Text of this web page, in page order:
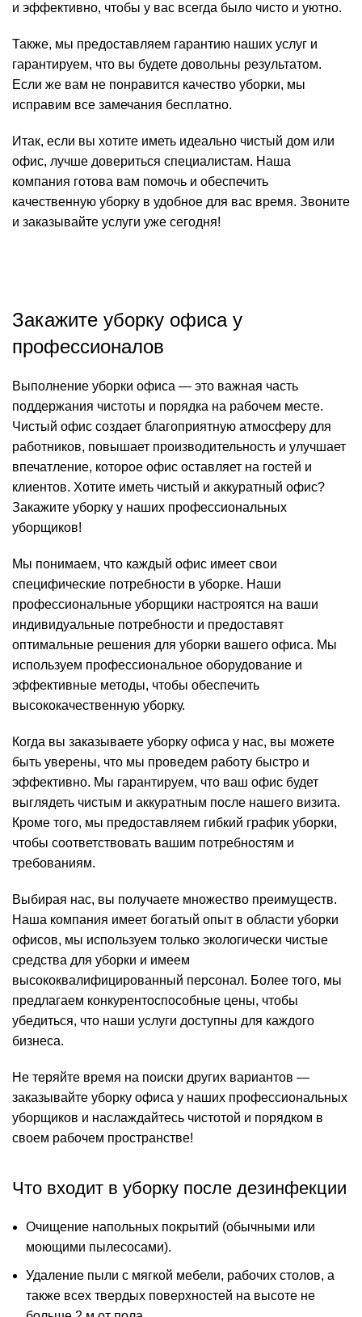
и эффективно, чтобы у вас всегда было чисто и уютно.
Также, мы предоставляем гарантию наших услуг и
гарантируем, что вы будете довольны результатом.
Если же вам не понравится качество уборки, мы
исправим все замечания бесплатно.
Итак, если вы хотите иметь идеально чистый дом или
офис, лучше довериться специалистам. Наша
компания готова вам помочь и обеспечить
качественную уборку в удобное для вас время. Звоните
и заказывайте услуги уже сегодня!
Закажите уборку офиса у
профессионалов
Выполнение уборки офиса — это важная часть
поддержания чистоты и порядка на рабочем месте.
Чистый офис создает благоприятную атмосферу для
работников, повышает производительность и улучшает
впечатление, которое офис оставляет на гостей и
клиентов. Хотите иметь чистый и аккуратный офис?
Закажите уборку у наших профессиональных
уборщиков!
Мы понимаем, что каждый офис имеет свои
специфические потребности в уборке. Наши
профессиональные уборщики настроятся на ваши
индивидуальные потребности и предоставят
оптимальные решения для уборки вашего офиса. Мы
используем профессиональное оборудование и
эффективные методы, чтобы обеспечить
высококачественную уборку.
Когда вы заказываете уборку офиса у нас, вы можете
быть уверены, что мы проведем работу быстро и
эффективно. Мы гарантируем, что ваш офис будет
выглядеть чистым и аккуратным после нашего визита.
Кроме того, мы предоставляем гибкий график уборки,
чтобы соответствовать вашим потребностям и
требованиям.
Выбирая нас, вы получаете множество преимуществ.
Наша компания имеет богатый опыт в области уборки
офисов, мы используем только экологически чистые
средства для уборки и имеем
высококвалифицированный персонал. Более того, мы
предлагаем конкурентоспособные цены, чтобы
убедиться, что наши услуги доступны для каждого
бизнеса.
Не теряйте время на поиски других вариантов —
заказывайте уборку офиса у наших профессиональных
уборщиков и наслаждайтесь чистотой и порядком в
своем рабочем пространстве!
Что входит в уборку после дезинфекции
Очищение напольных покрытий (обычными или
моющими пылесосами).
Удаление пыли с мягкой мебели, рабочих столов, а
также всех твердых поверхностей на высоте не